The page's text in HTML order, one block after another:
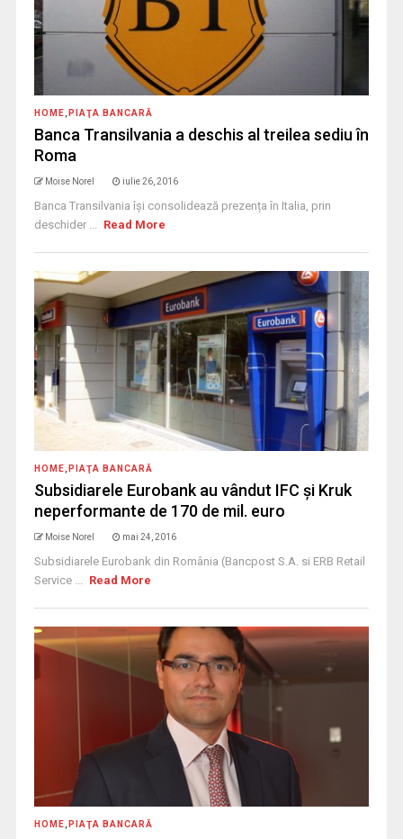
HOME PIAŢA BANCARĂ
Banca Transilvania a deschis al treilea sediu în
Roma
Moise Norel iulie 26, 2016
Banca Transilvania îşi consolidează prezența în Italia, prin
deschider ... Read More
HOME PIAŢA BANCARĂ
Subsidiarele Eurobank au vândut IFC şi Kruk
neperformante de 170 de mil. euro
Moise Norel mai 24, 2016
Subsidiarele Eurobank din România (Bancpost S.A. si ERB Retail
Service ... Read More
HOME PIAŢA BANCARĂ